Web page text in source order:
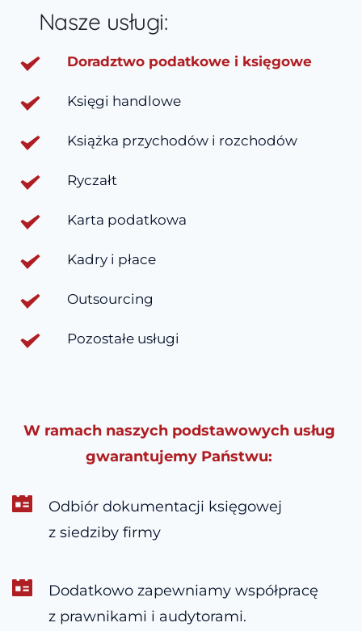
Nasze usługi:
Doradztwo podatkowe i księgowe
Księgi handlowe
Książka przychodów i rozchodów
Ryczałt
Karta podatkowa
Kadry i płace
Outsourcing
Pozostałe usługi
W ramach naszych podstawowych usług
gwarantujemy Państwu:
Odbiór dokumentacji księgowej
z siedziby firmy
Dodatkowo zapewniamy współpracę
z prawnikami i audytorami.